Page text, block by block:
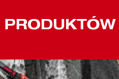
PRODUKTÓW